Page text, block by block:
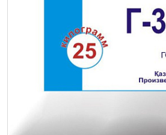
Инженерные
Водоснабжение и
Электро-